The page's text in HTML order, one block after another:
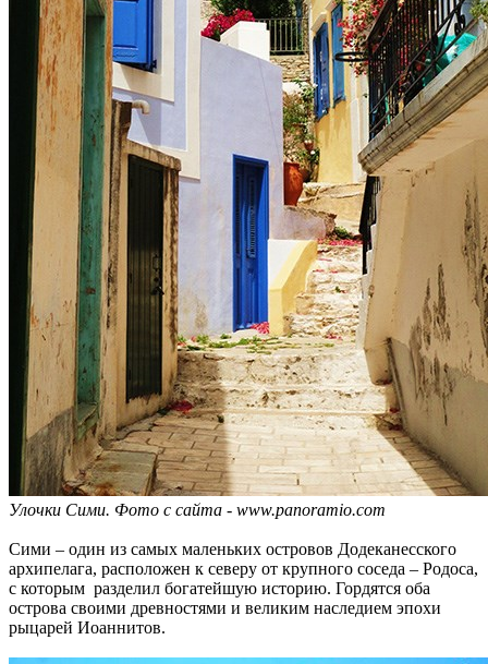
Улочки Сими. Фото с сайта - www.panoramio.com
Сими – один из самых маленьких островов Додеканесского
архипелага, расположен к северу от крупного соседа – Родоса,
с которым разделил богатейшую историю. Гордятся оба
острова своими древностями и великим наследием эпохи
рыцарей Иоаннитов.